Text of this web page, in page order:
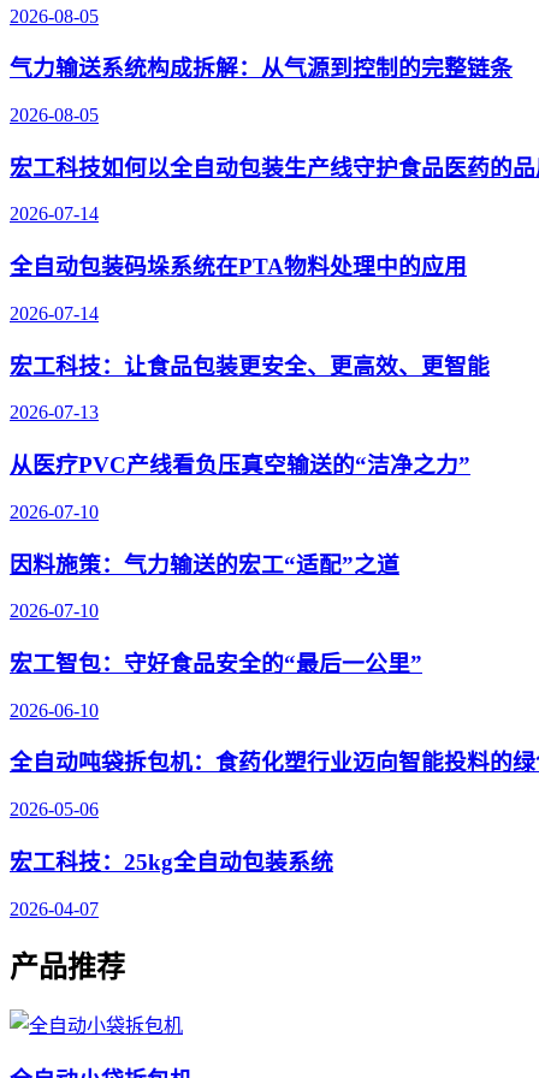
2026-08-05
气力输送系统构成拆解：从气源到控制的完整链条
2026-08-05
宏工科技如何以全自动包装生产线守护食品医药的
2026-07-14
全自动包装码垛系统在PTA物料处理中的应用
2026-07-14
宏工科技：让食品包装更安全、更高效、更智能
2026-07-13
从医疗PVC产线看负压真空输送的“洁净之力”
2026-07-10
因料施策：气力输送的宏工“适配”之道
2026-07-10
宏工智包：守好食品安全的“最后一公里”
2026-06-10
全自动吨袋拆包机：食药化塑行业迈向智能投料的
2026-05-06
宏工科技：25kg全自动包装系统
2026-04-07
产品推荐